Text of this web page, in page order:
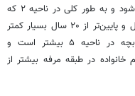
سال تنها ۱۲.۸ درصد بالاتر از ۵۰ سال دیده می‌شود و به طور کلی در ناحیه ۲ که
ساکنانش مرفه‌ترند درصد افراد پایین‌تر از ۱۰ سال و پایین‌تر از ۲۰ سال بسیار کمتر
از ناحیه ۵ است و این نشان می‌دهد که بچه در ناحیه ۵ بیشتر است و
خانواده در طبقه مرفه بیشتر از